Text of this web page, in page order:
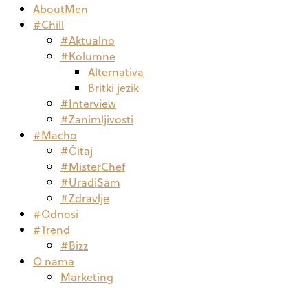
AboutMen
#Chill
#Aktualno
#Kolumne
Alternativa
Britki jezik
#Interview
#Zanimljivosti
#Macho
#Čitaj
#MisterChef
#UradiSam
#Zdravlje
#Odnosi
#Trend
#Bizz
O nama
Marketing